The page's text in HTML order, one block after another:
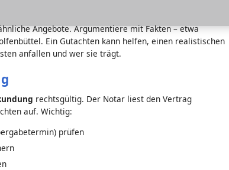
Angebote. Argumentiere mit Fakten – etwa
Ein Gutachten kann helfen, einen realistischen
anfallen und wer sie trägt.
rechtsgültig. Der Notar liest den Vertrag
auf. Wichtig:
prüfen